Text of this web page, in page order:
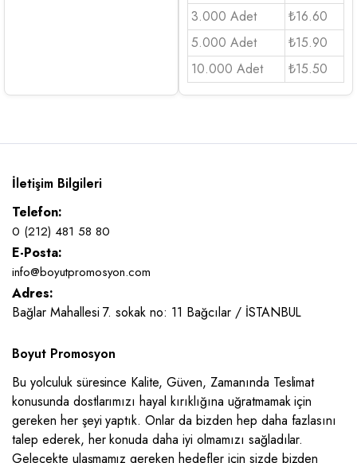
3.000 Adet
₺16.60
5.000 Adet
₺15.90
10.000 Adet
₺15.50
İletişim Bilgileri
Telefon:
0 (212) 481 58 80
E-Posta:
info@boyutpromosyon.com
Adres:
Bağlar Mahallesi 7. sokak no: 11 Bağcılar / İSTANBUL
Boyut Promosyon
Bu yolculuk süresince Kalite, Güven, Zamanında Teslimat
konusunda dostlarımızı hayal kırıklığına uğratmamak için
gereken her şeyi yaptık. Onlar da bizden hep daha fazlasını
talep ederek, her konuda daha iyi olmamızı sağladılar.
Gelecekte ulaşmamız gereken hedefler için sizde bizden